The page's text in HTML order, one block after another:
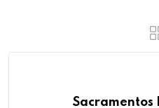
Sacramentos